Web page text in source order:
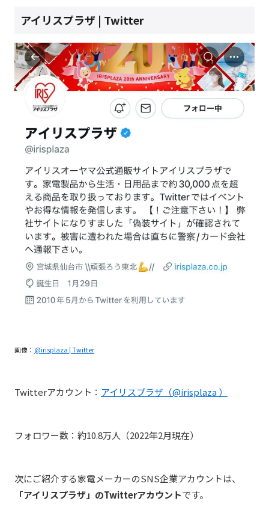
アイリスプラザ | Twitter
画像： @irisplaza | Twitter
Twitterアカウント： アイリスプラザ（@irisplaza ）
フォロワー数：約10.8万人（2022年2月現在）
次にご紹介する家電メーカーのSNS企業アカウントは、
「アイリスプラザ」のTwitterアカウントです。